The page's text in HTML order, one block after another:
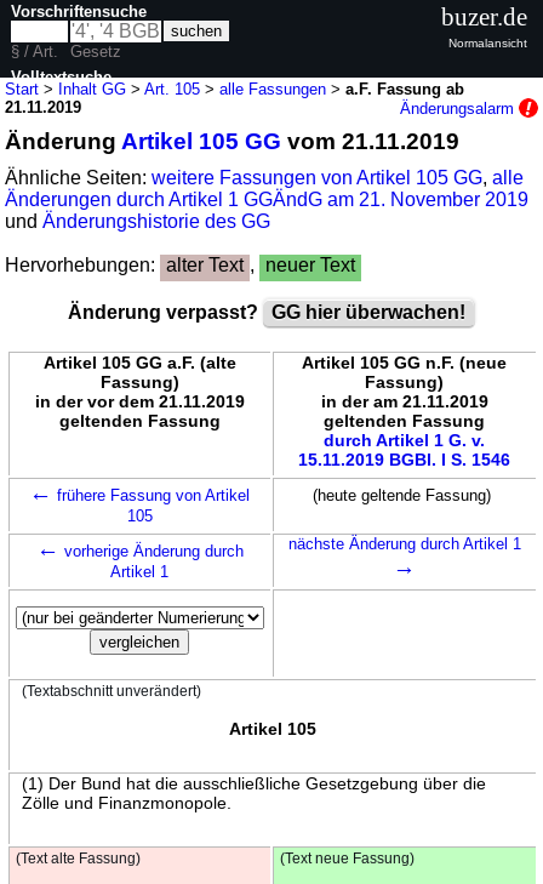
Start > Inhalt GG >Art. 105 >alle Fassungen >a.F. Fassung ab
21.11.2019
Änderungsalarm
Änderung Artikel 105 GG vom 21.11.2019
Ähnliche Seiten:weitere Fassungen von Artikel 105 GG,alle
Änderungen durch Artikel 1 GGÄndG am 21. November 2019
undÄnderungshistorie des GG
Hervorhebungen: alter Text , neuer Text
Änderung verpasst? GG hier überwachen!
Artikel 105 GG a.F. (alte
Fassung)
in der vor dem 21.11.2019
geltenden Fassung
Artikel 105 GG n.F. (neue
Fassung)
in der am 21.11.2019
geltenden Fassung
durch Artikel 1 G. v.
15.11.2019 BGBl. I S. 1546
← frühere Fassung von Artikel
105
(heute geltende Fassung)
← vorherige Änderung durch
Artikel 1
nächste Änderung durch Artikel 1
→
(Textabschnitt unverändert)
Artikel 105
(1) Der Bund hat die ausschließliche Gesetzgebung über die
Zölle und Finanzmonopole.
(Text alte Fassung) (Text neue Fassung)
Vorschriftensuche
§ / Art.
Gesetz
Volltextsuche
buzer.de
Normalansicht